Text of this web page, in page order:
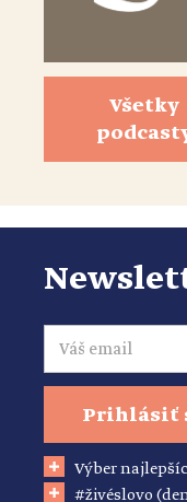
Všetky
Email
Prihlásiť
Výber
#živéslovo